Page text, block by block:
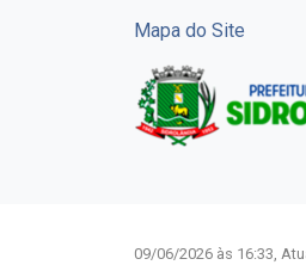
Mapa do Site
09/06/2026 às 16:33,